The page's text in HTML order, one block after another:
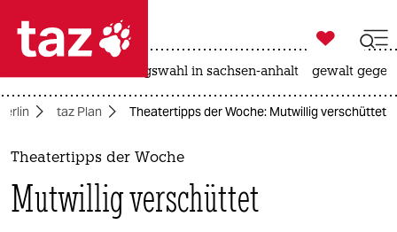
 taz zahl ich
taz zahl ich
themen
politik

taz zahl ich
landtagswahl in sachsen-anhalt gewalt
taz Plan Theatertipps der Woche: Mutwillig verschüttet
Theatertipps der Woche
Mutwillig verschüttet